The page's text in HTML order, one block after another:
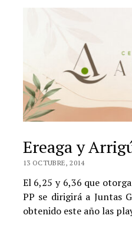
Ereaga y
13 OCTUBRE, 2014
El 6,25 y 6,36 que
PP se dirigirá a Juntas
obtenido este año las